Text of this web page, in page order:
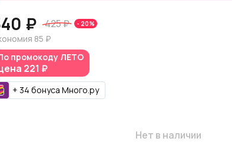
₽ 425 ₽ - 20%
85 ₽
промокоду ЛЕТО
221 ₽
+ 34 бонуса Много.ру
Нет в наличии